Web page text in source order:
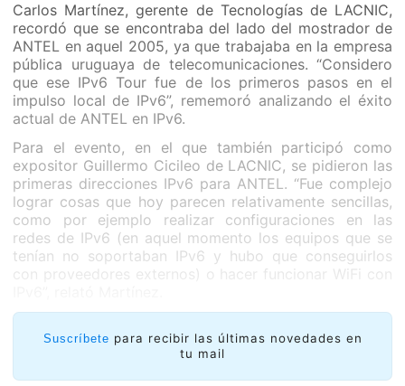
Carlos Martínez, gerente de Tecnologías de LACNIC,
recordó que se encontraba del lado del mostrador de
ANTEL en aquel 2005, ya que trabajaba en la empresa
pública uruguaya de telecomunicaciones. “Considero
que ese IPv6 Tour fue de los primeros pasos en el
impulso local de IPv6”, rememoró analizando el éxito
actual de ANTEL en IPv6.
Para el evento, en el que también participó como
expositor Guillermo Cicileo de LACNIC, se pidieron las
primeras direcciones IPv6 para ANTEL. “Fue complejo
lograr cosas que hoy parecen relativamente sencillas,
como por ejemplo realizar configuraciones en las
redes de IPv6 (en aquel momento los equipos que se
tenían no soportaban IPv6 y hubo que conseguirlos
con proveedores externos) o hacer funcionar WiFi con
Daniel Fuentes, vicepresidente de ANTEL, dijo que
cuando se planteó comenzar con un piloto de IPv6 en
el año 2005 “no lo dudamos, y tomamos rápidamente
la decisión de encarar esa tarea con el propósito claro
Suscríbete para recibir las últimas novedades en
tu mail